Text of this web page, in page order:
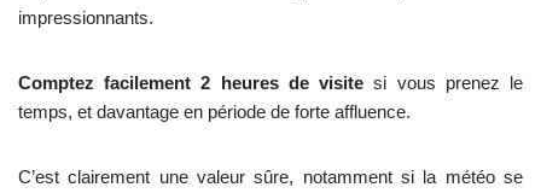
impressionnants.
Comptez facilement 2 heures de visite si vous prenez le
temps, et davantage en période de forte affluence.
C’est clairement une valeur sûre, notamment si la météo se